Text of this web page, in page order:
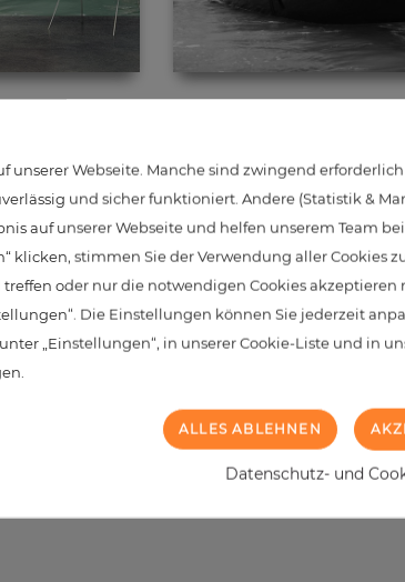
bottom end of this page.
unserer Webseite. Manche sind zwingend
und sicher funktioniert. Andere (Statistik &
auf unserer Webseite und helfen unserem Team
klicken, stimmen Sie der Verwendung aller Cookies
oder nur die notwendigen Cookies akzeptieren
Die Einstellungen können Sie jederzeit
„Einstellungen“, in unserer Cookie-Liste und in
ALLES ABLEHNEN
Datenschutz- und